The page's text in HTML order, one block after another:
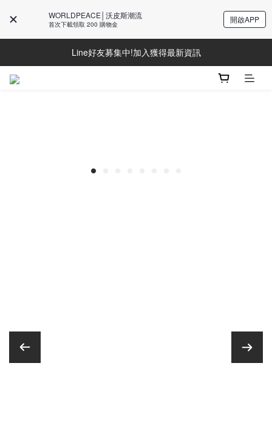
WORLDPEACE│沃皮斯潮流
首次下載領取 200 購物金 開啟APP
Line好友募集中!加入獲得最新資訊
Line好友募集中!加入獲得最新資訊
防詐騙提醒!請勿聽從不明來電操作ATM與提供個人資訊